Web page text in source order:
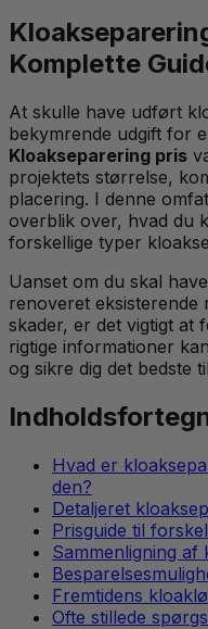
Komplette
At skulle have udført
bekymrende udgift for
Kloakseparering pris
projektets størrelse,
placering. I denne
overblik over, hvad du
forskellige typer
Uanset om du skal
renoveret
skader, er det vigtigt at
rigtige informationer
og sikre dig det bedste
Hvad er
den?
Detaljeret
Prisguide til
Sammenligning af
Fremtidens
Ofte stillede